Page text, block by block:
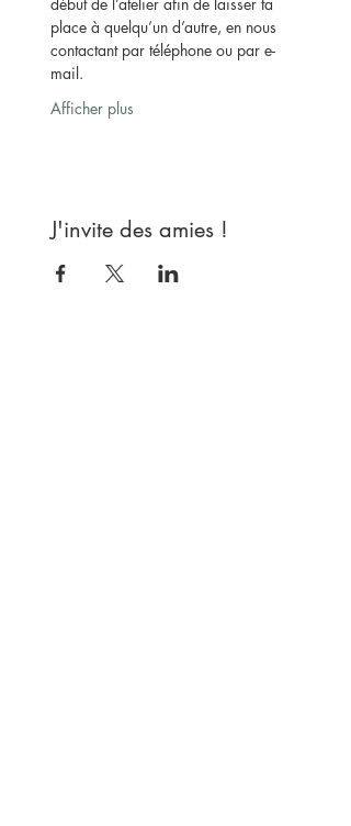
place à quelqu’un d’autre, en nous
contactant par téléphone ou par e-
mail.
Afficher plus
J'invite des amies !